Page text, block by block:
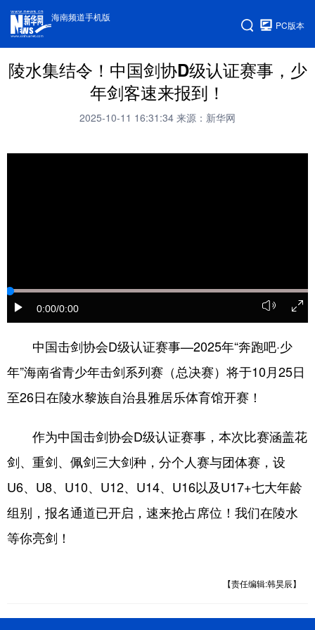
海南频道手机版
PC版本
陵水集结令！中国剑协D级认证赛事，少
年剑客速来报到！
2025-10-11 16:31:34 来源：新华网
0:00/0:00
中国击剑协会D级认证赛事—2025年“奔跑吧·少
年”海南省青少年击剑系列赛（总决赛）将于10月25日
至26日在陵水黎族自治县雅居乐体育馆开赛！
作为中国击剑协会D级认证赛事，本次比赛涵盖花
剑、重剑、佩剑三大剑种，分个人赛与团体赛，设
U6、U8、U10、U12、U14、U16以及U17+七大年龄
组别，报名通道已开启，速来抢占席位！我们在陵水
等你亮剑！
【责任编辑:韩昊辰】